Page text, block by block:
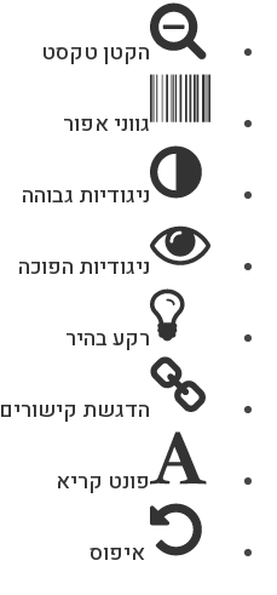
הקטן טקסט
גווני אפור
ניגודיות גבוהה
ניגודיות הפוכה
רקע בהיר
הדגשת קישורים
פונט קריא
איפוס